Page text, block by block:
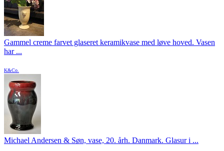
Gammel creme farvet glaseret keramikvase med løve hoved. Vasen
har ...
K&Co.
Michael Andersen & Søn, vase, 20. årh. Danmark. Glasur i ...